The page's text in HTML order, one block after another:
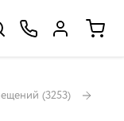
(3253)